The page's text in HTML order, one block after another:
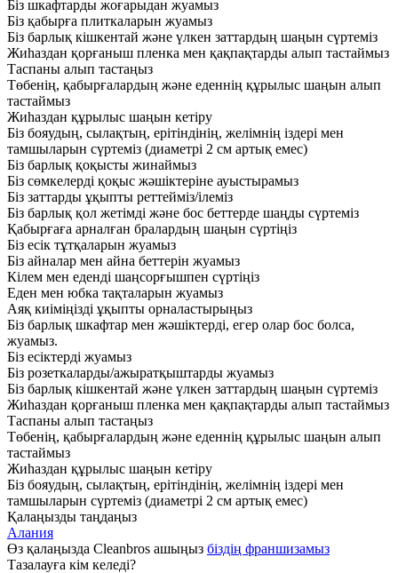
Біз шкафтарды жоғарыдан жуамыз
Біз қабырға плиткаларын жуамыз
Біз барлық кішкентай және үлкен заттардың шаңын сүртеміз
Жиһаздан қорғаныш пленка мен қақпақтарды алып тастаймыз
Таспаны алып тастаңыз
Төбенің, қабырғалардың және еденнің құрылыс шаңын алып
тастаймыз
Жиһаздан құрылыс шаңын кетіру
Біз бояудың, сылақтың, ерітіндінің, желімнің іздері мен
тамшыларын сүртеміз (диаметрі 2 см артық емес)
Біз барлық қоқысты жинаймыз
Біз сөмкелерді қоқыс жәшіктеріне ауыстырамыз
Біз заттарды ұқыпты реттейміз/ілеміз
Біз барлық қол жетімді және бос беттерде шаңды сүртеміз
Қабырғаға арналған бралардың шаңын сүртіңіз
Біз есік тұтқаларын жуамыз
Біз айналар мен айна беттерін жуамыз
Кілем мен еденді шаңсорғышпен сүртіңіз
Еден мен юбка тақталарын жуамыз
Аяқ киіміңізді ұқыпты орналастырыңыз
Біз барлық шкафтар мен жәшіктерді, егер олар бос болса,
жуамыз.
Біз есіктерді жуамыз
Біз розеткаларды/ажыратқыштарды жуамыз
Біз барлық кішкентай және үлкен заттардың шаңын сүртеміз
Жиһаздан қорғаныш пленка мен қақпақтарды алып тастаймыз
Таспаны алып тастаңыз
Төбенің, қабырғалардың және еденнің құрылыс шаңын алып
тастаймыз
Жиһаздан құрылыс шаңын кетіру
Біз бояудың, сылақтың, ерітіндінің, желімнің іздері мен
тамшыларын сүртеміз (диаметрі 2 см артық емес)
Қалаңызды таңдаңыз
Алания
Өз қалаңызда Cleanbros ашыңыз біздің франшизамыз
Тазалауға кім келеді?